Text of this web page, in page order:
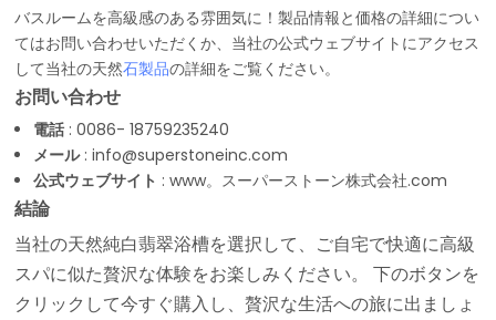
バスルームを高級感のある雰囲気に！製品情報と価格の詳細につい
てはお問い合わせいただくか、当社の公式ウェブサイトにアクセス
して当社の天然石製品の詳細をご覧ください。
お問い合わせ
電話 : 0086- 18759235240
メール :info@superstoneinc.com
公式ウェブサイト :www。 スーパーストーン株式会社.com
結論
当社の天然純白翡翠浴槽を選択して、ご自宅で快適に高級
スパに似た贅沢な体験をお楽しみください。 下のボタンを
クリックして今すぐ購入し、贅沢な生活への旅に出ましょ